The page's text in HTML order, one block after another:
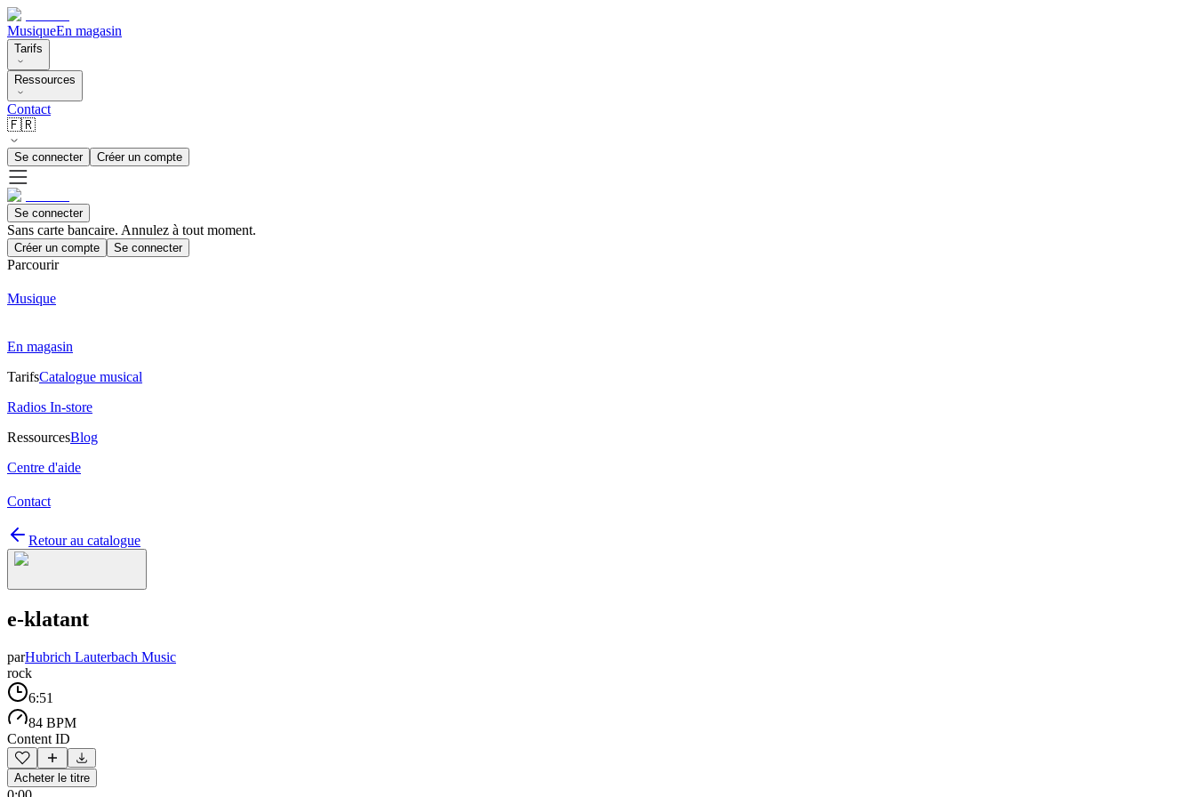
MusiqueEn magasin
Tarifs
Ressources
Contact
🇫🇷
Se connecter Créer un compte
Se connecter
Sans carte bancaire. Annulez à tout moment.
Créer un compte Se connecter
Parcourir
Musique
En magasin
TarifsCatalogue musical
Radios In-store
RessourcesBlog
Centre d'aide
Contact
Retour au catalogue
e-klatant
parHubrich Lauterbach Music
rock
6:51
84 BPM
Content ID
Acheter le titre